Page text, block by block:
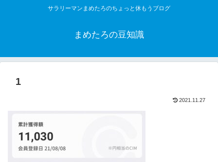
サラリーマンまめたろのちょっと休もうブログ
まめたろの豆知識
1
2021.11.27